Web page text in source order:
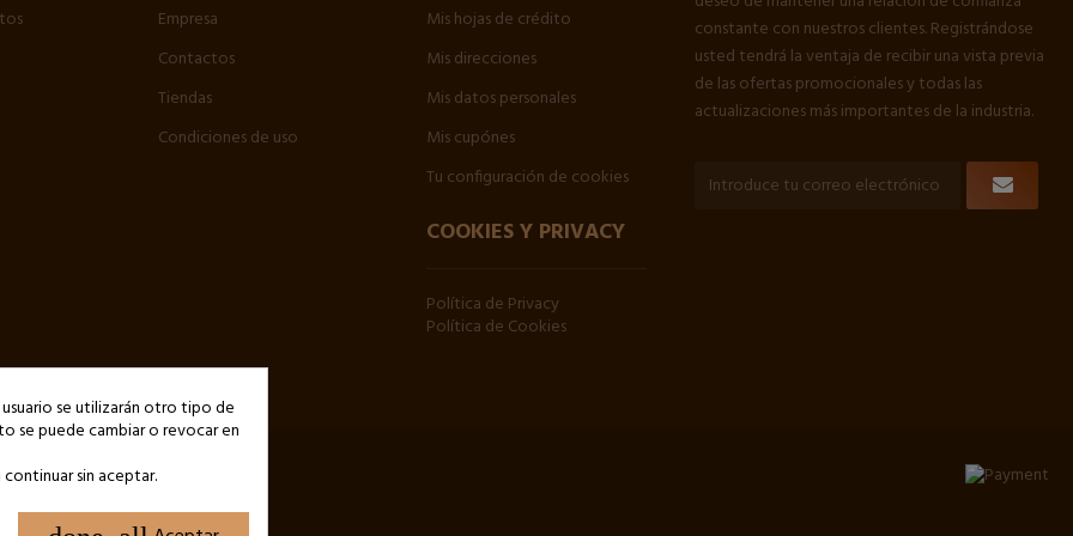
Empresa
Contactos
Tiendas
Condiciones de uso
Mis hojas de crédito
Mis direcciones
Mis datos personales
Mis cupónes
Tu configuración de cookies
COOKIES Y PRIVACY
Política de Privacy
Política de Cookies
constante con nuestros clientes. Registrándose
usted tendrá la ventaja de recibir una vista previa
de las ofertas promocionales y todas las
actualizaciones más importantes de la industria.
se utilizarán otro tipo de
se puede cambiar o revocar en
sin aceptar.